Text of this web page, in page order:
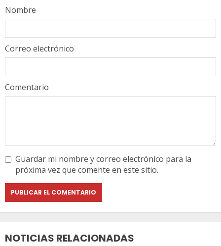
Comentario
Nombre
Correo electrónico
Guardar mi nombre y correo electrónico para la
próxima vez que comente en este sitio.
NOTICIAS RELACIONADAS